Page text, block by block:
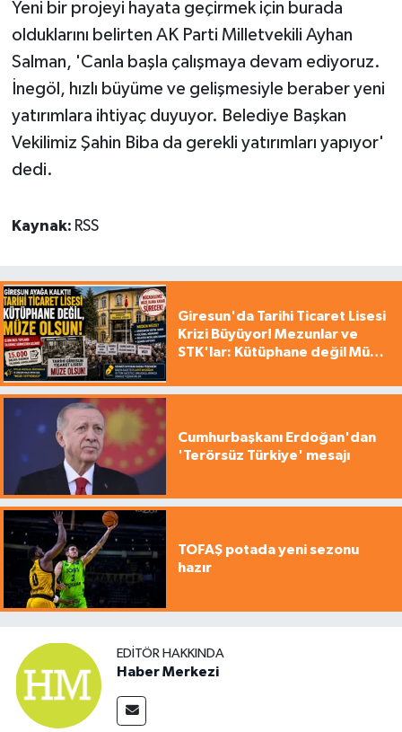
Yeni bir projeyi hayata geçirmek için burada
olduklarını belirten AK Parti Milletvekili Ayhan
Salman, 'Canla başla çalışmaya devam ediyoruz.
İnegöl, hızlı büyüme ve gelişmesiyle beraber yeni
yatırımlara ihtiyaç duyuyor. Belediye Başkan
Vekilimiz Şahin Biba da gerekli yatırımları yapıyor'
dedi.
Kaynak: RSS
Giresun'da Tarihi Ticaret Lisesi
Krizi Büyüyor! Mezunlar ve
STK'lar: Kütüphane değil Müze
Cumhurbaşkanı Erdoğan'dan
'Terörsüz Türkiye' mesajı
TOFAŞ potada yeni sezonu
hazır
EDITÖR HAKKINDA
Haber Merkezi